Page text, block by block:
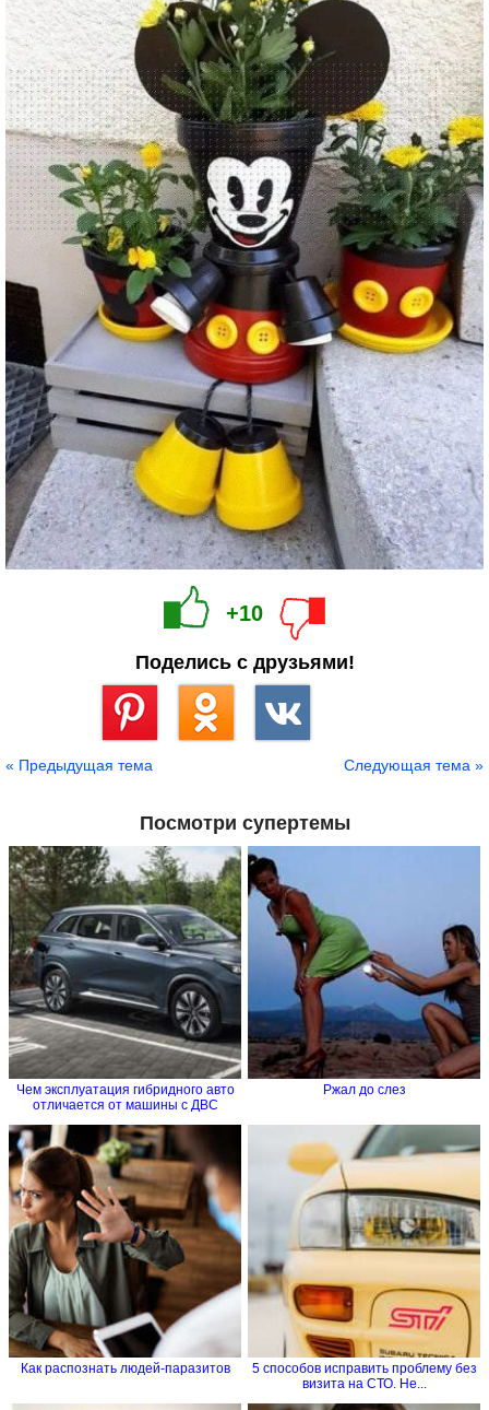
+10
Поделись с друзьями!
« Предыдущая тема Следующая тема »
Посмотри супертемы
Чем эксплуатация гибридного авто
отличается от машины с ДВС
Ржал до слез
Как распознать людей-паразитов
5 способов исправить проблему без
визита на СТО. Не...